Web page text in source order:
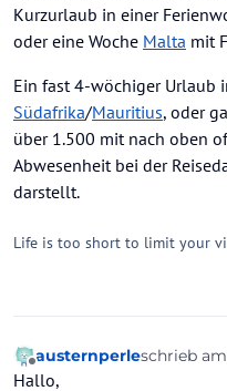
Kurzurlaub in einer
oder eine Woche Malta mit
Ein fast 4-wöchiger Urlaub
Südafrika/Mauritius, oder
über 1.500 mit nach oben
Abwesenheit bei der
darstellt.
Life is too short to limit your
Offline
austernperleschrieb am
zuletzt
Hallo,